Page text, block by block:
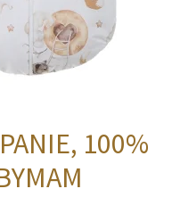
100%